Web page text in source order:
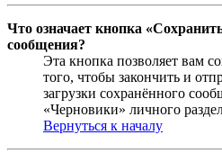
Что означает кнопка
сообщения?
Эта кнопка позволяет вам
того, чтобы закончить и
загрузки сохранённого
«Черновики» личного
Вернуться к началу